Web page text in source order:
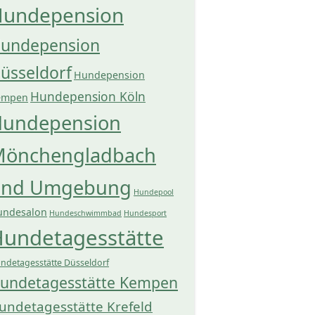
Hundepension
Hundepension Köln
Umgebung Hundepool
Hundeschwimmbad Hundesport
Düsseldorf
Kempen
Krefeld